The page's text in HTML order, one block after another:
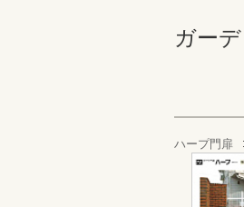
ガー
ハープ門扉